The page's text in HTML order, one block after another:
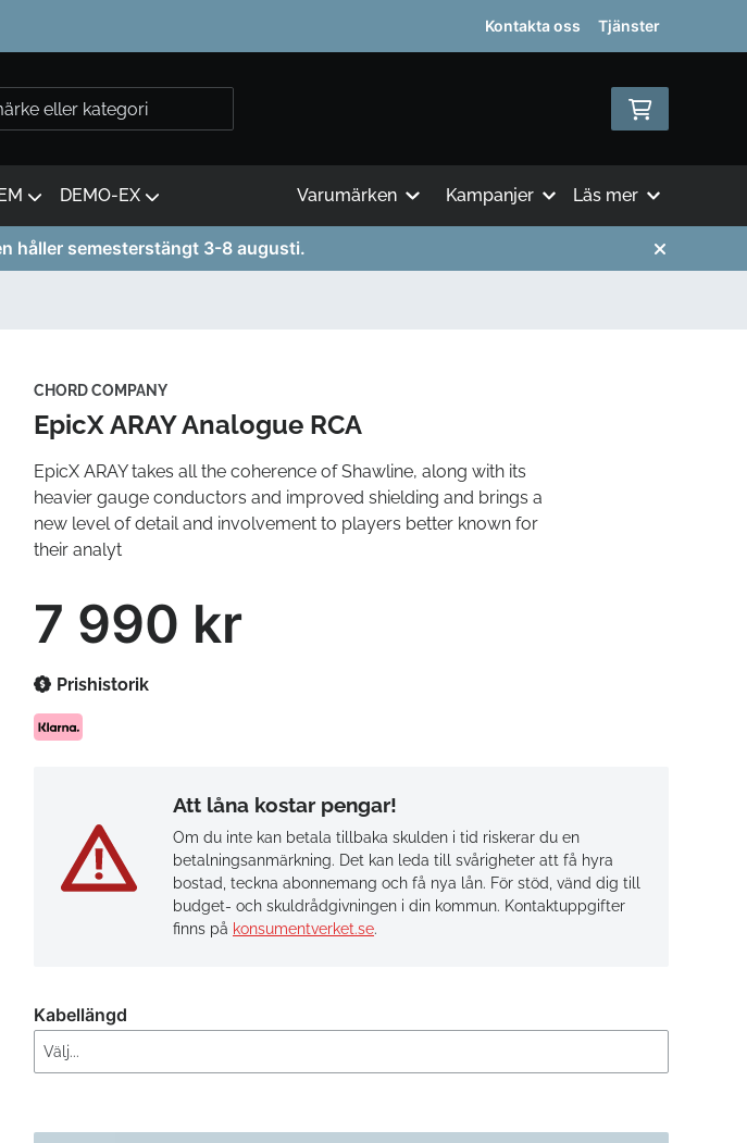
Kontakta oss Tjänster
DEMO-EX Varumärken Kampanjer Läs mer
håller semesterstängt 3-8 augusti.
CHORD COMPANY
EpicX ARAY Analogue RCA
EpicX ARAY takes all the coherence of Shawline, along with its
heavier gauge conductors and improved shielding and brings a
new level of detail and involvement to players better known for
their analyt
7 990 kr
Prishistorik
Att låna kostar pengar!
Om du inte kan betala tillbaka skulden i tid riskerar du en
betalningsanmärkning. Det kan leda till svårigheter att få hyra
bostad, teckna abonnemang och få nya lån. För stöd, vänd dig till
budget- och skuldrådgivningen i din kommun. Kontaktuppgifter
finns på konsumentverket.se.
Kabellängd